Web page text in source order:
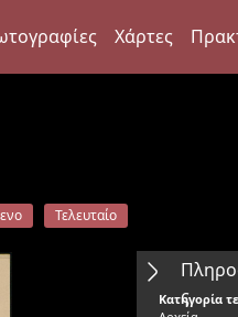
Χάρτες
Τελευταίο
ς
Κατηγορία